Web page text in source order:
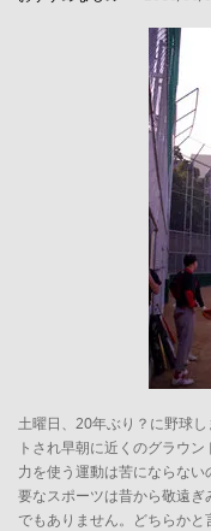
土曜日、20年ぶり？に野球
トされ早朝に近くのグラウ
力を使う運動は苦にならな
要なスポーツは昔から敬遠
でもありません。どちらか